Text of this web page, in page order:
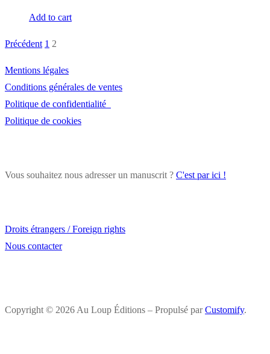
Add to cart
Pagination
des
publications
Précédent 1 2
Mentions légales
Conditions générales de ventes
Politique de confidentialité
Politique de cookies
Vous souhaitez nous adresser un manuscrit ? C'est par ici !
Droits étrangers / Foreign rights
Nous contacter
Copyright © 2026 Au Loup Éditions – Propulsé parCustomify.